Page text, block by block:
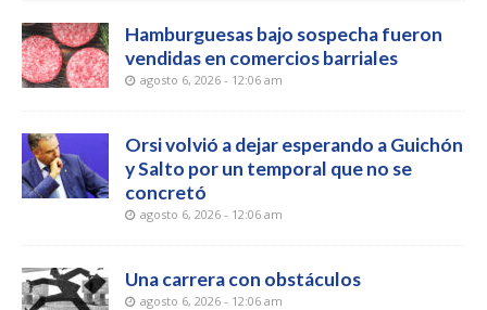
Hamburguesas bajo sospecha fueron
vendidas en comercios barriales
agosto 6, 2026 - 12:06 am
Orsi volvió a dejar esperando a Guichón
y Salto por un temporal que no se
concretó
agosto 6, 2026 - 12:06 am
Una carrera con obstáculos
agosto 6, 2026 - 12:06 am